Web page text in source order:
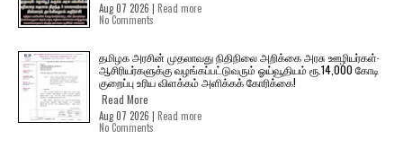
Aug 07 2026 | Read more
No Comments
தமிழக அரசின் முதலாவது நிதிநிலை அறிக்கை அரசு ஊழியர்கள்-
ஆசிரியர்களுக்கு வழங்கப்பட்டுவரும் ஓய்வூதியம் ரூ.14,000 கோடி
குறைப்பு உரிய விளக்கம் அளிக்கக் கோரிக்கை!
Read More
Aug 07 2026 | Read more
No Comments